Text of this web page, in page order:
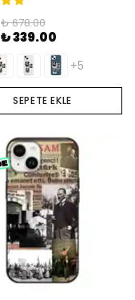
₺ 678.00
₺ 339.00
+5
SEPETE EKLE